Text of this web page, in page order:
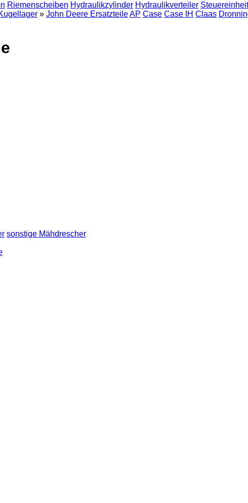
Riemenscheiben Hydraulikzylinder Hydraulikverteiler
» John Deere ErsatzteileAP Case Case IH Claas
sonstige Mähdrescher